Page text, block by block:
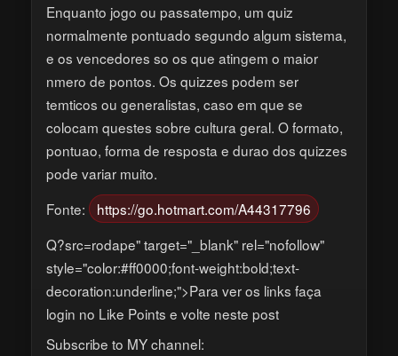
Enquanto jogo ou passatempo, um quiz
normalmente pontuado segundo algum sistema,
e os vencedores so os que atingem o maior
nmero de pontos. Os quizzes podem ser
temticos ou generalistas, caso em que se
colocam questes sobre cultura geral. O formato,
pontuao, forma de resposta e durao dos quizzes
pode variar muito.
Fonte:
https://go.hotmart.com/A44317796
Q?src=rodape" target="_blank" rel="nofollow"
style="color:#ff0000;font-weight:bold;text-
decoration:underline;">Para ver os links faça
login no Like Points e volte neste post
Subscribe to MY channel: